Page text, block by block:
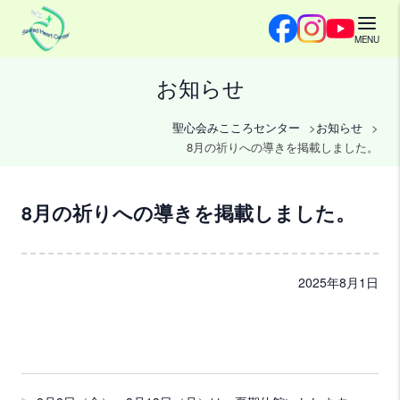
MENU
お知らせ
聖心会みこころセンター
お知らせ
8月の祈りへの導きを掲載しました。
8月の祈りへの導きを掲載しました。
2025年8月1日